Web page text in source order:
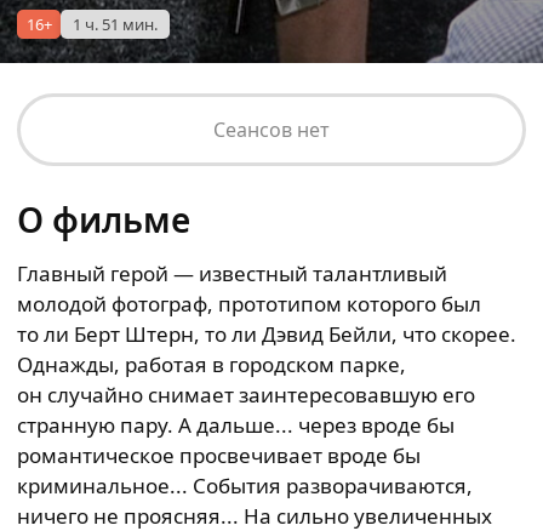
16+ 1 ч. 51 мин.
Сеансов нет
О фильме
Главный герой — известный талантливый
молодой фотограф, прототипом которого был
то ли Берт Штерн, то ли Дэвид Бейли, что скорее.
Однажды, работая в городском парке,
он случайно снимает заинтересовавшую его
странную пару. А дальше... через вроде бы
романтическое просвечивает вроде бы
криминальное... События разворачиваются,
ничего не проясняя... На сильно увеличенных